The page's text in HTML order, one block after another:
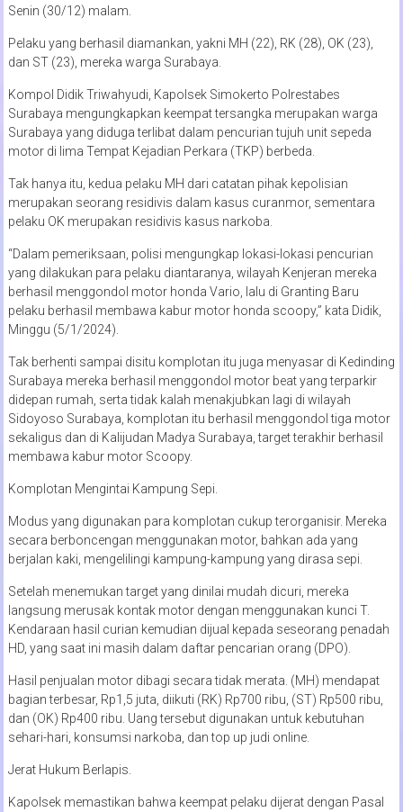
Senin (30/12) malam.
Pelaku yang berhasil diamankan, yakni MH (22), RK (28), OK (23),
dan ST (23), mereka warga Surabaya.
Kompol Didik Triwahyudi, Kapolsek Simokerto Polrestabes
Surabaya mengungkapkan keempat tersangka merupakan warga
Surabaya yang diduga terlibat dalam pencurian tujuh unit sepeda
motor di lima Tempat Kejadian Perkara (TKP) berbeda.
Tak hanya itu, kedua pelaku MH dari catatan pihak kepolisian
merupakan seorang residivis dalam kasus curanmor, sementara
pelaku OK merupakan residivis kasus narkoba.
“Dalam pemeriksaan, polisi mengungkap lokasi-lokasi pencurian
yang dilakukan para pelaku diantaranya, wilayah Kenjeran mereka
berhasil menggondol motor honda Vario, lalu di Granting Baru
pelaku berhasil membawa kabur motor honda scoopy,” kata Didik,
Minggu (5/1/2024).
Tak berhenti sampai disitu komplotan itu juga menyasar di Kedinding
Surabaya mereka berhasil menggondol motor beat yang terparkir
didepan rumah, serta tidak kalah menakjubkan lagi di wilayah
Sidoyoso Surabaya, komplotan itu berhasil menggondol tiga motor
sekaligus dan di Kalijudan Madya Surabaya, target terakhir berhasil
membawa kabur motor Scoopy.
Komplotan Mengintai Kampung Sepi.
Modus yang digunakan para komplotan cukup terorganisir. Mereka
secara berboncengan menggunakan motor, bahkan ada yang
berjalan kaki, mengelilingi kampung-kampung yang dirasa sepi.
Setelah menemukan target yang dinilai mudah dicuri, mereka
langsung merusak kontak motor dengan menggunakan kunci T.
Kendaraan hasil curian kemudian dijual kepada seseorang penadah
HD, yang saat ini masih dalam daftar pencarian orang (DPO).
Hasil penjualan motor dibagi secara tidak merata. (MH) mendapat
bagian terbesar, Rp1,5 juta, diikuti (RK) Rp700 ribu, (ST) Rp500 ribu,
dan (OK) Rp400 ribu. Uang tersebut digunakan untuk kebutuhan
sehari-hari, konsumsi narkoba, dan top up judi online.
Jerat Hukum Berlapis.
Kapolsek memastikan bahwa keempat pelaku dijerat dengan Pasal